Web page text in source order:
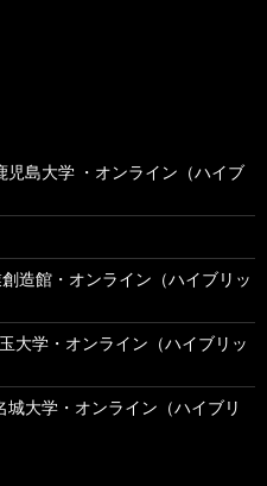
児島大学 ・オンライン（ハイブ
造館・オンライン（ハイブリッ
大学・オンライン（ハイブリッ
大学・オンライン（ハイブリ